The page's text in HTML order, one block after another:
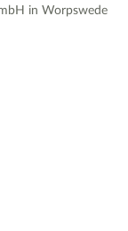
in Worpswede